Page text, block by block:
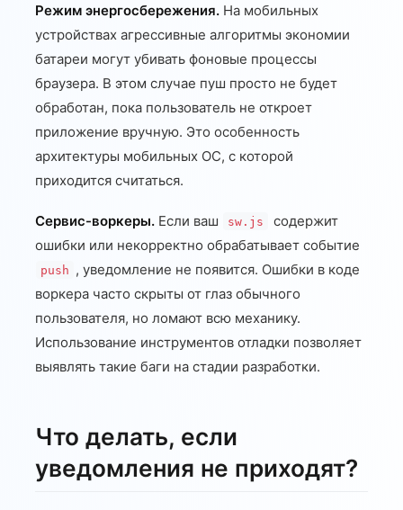
Режим энергосбережения. На мобильных
устройствах агрессивные алгоритмы экономии
батареи могут убивать фоновые процессы
браузера. В этом случае пуш просто не будет
обработан, пока пользователь не откроет
приложение вручную. Это особенность
архитектуры мобильных ОС, с которой
приходится считаться.
Сервис-воркеры. Если ваш sw.js
содержит
ошибки или некорректно обрабатывает событие
push , уведомление не появится. Ошибки в коде
воркера часто скрыты от глаз обычного
пользователя, но ломают всю механику.
Использование инструментов отладки позволяет
выявлять такие баги на стадии разработки.
Что делать, если
уведомления не приходят?